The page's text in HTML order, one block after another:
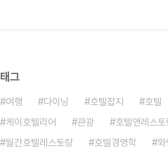
태그
여행 다이닝 호텔잡지 호텔
케이호텔리어
관광 호텔앤레스
월간호텔레스토랑
호텔경영학 와